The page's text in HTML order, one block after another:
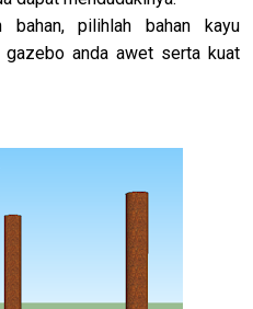
bahan, pilihlah bahan kayu
anda awet serta kuat